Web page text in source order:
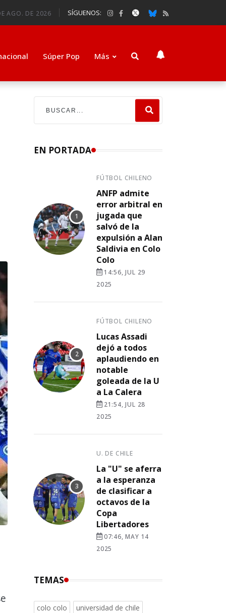
AGO. DE 2026 SÍGUENOS:
Súper Pop Más
EN PORTADA
FÚTBOL CHILENO
ANFP admite
error arbitral en
jugada que
salvó de la
expulsión a Alan
Saldivia en Colo
Colo
14:56, JUL 29
2025
FÚTBOL CHILENO
Lucas Assadi
dejó a todos
aplaudiendo en
notable
goleada de la U
a La Calera
21:54, JUL 28
2025
U. DE CHILE
La "U" se aferra
a la esperanza
de clasificar a
octavos de la
Copa
Libertadores
07:46, MAY 14
2025
TEMAS
colo colo
universidad de chile